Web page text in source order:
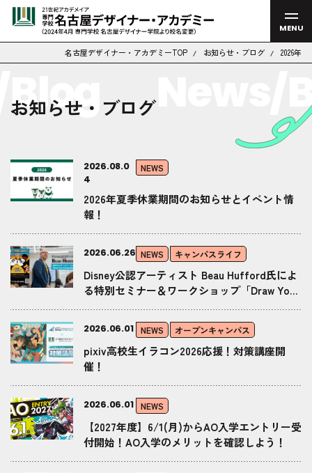
MENU
名古屋デザイナー・アカデミーTOP お知らせ・ブログ 2026年
News/
お知らせ・ブログ
2026.08.0
4
NEWS
2026年夏季休業期間のお知らせとイベント情
報！
2026.06.26 NEWS キャンパスライフ
Disney公認アーティスト Beau Hufford氏によ
る特別セミナー＆ワークショップ「Draw Your
2026.06.01 NEWS オープンキャンパス
pixiv高校生イラコン2026応援！対策講座開
催！
2026.06.01 NEWS
【2027年度】6/1(月)からAO入学エントリー受
付開始！AO入学のメリットを確認しよう！